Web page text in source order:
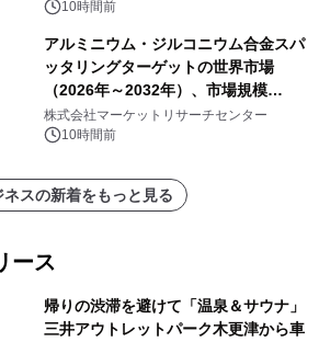
10時間前
アルミニウム・ジルコニウム合金スパ
ッタリングターゲットの世界市場
（2026年～2032年）、市場規模
（0.995、0.999、その他）・分析レポ
ートを発表
株式会社マーケットリサーチセンター
10時間前
ネスの新着をもっと見る
ース
帰りの渋滞を避けて「温泉＆サウナ」
三井アウトレットパーク木更津から車